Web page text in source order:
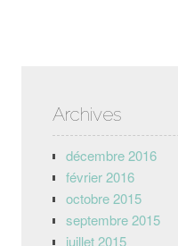
Archives
décembre 2016
février 2016
octobre 2015
septembre 2015
juillet 2015